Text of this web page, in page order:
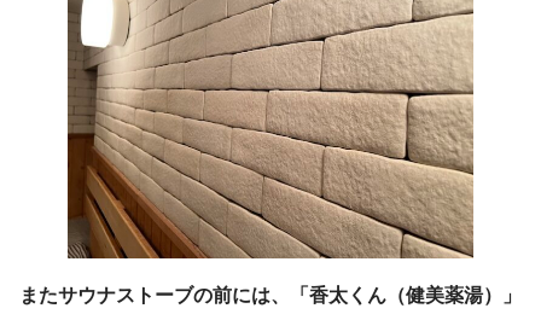
またサウナストーブの前には、「香太くん（健美薬湯）」